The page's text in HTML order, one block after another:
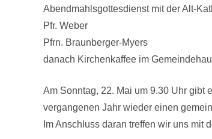
Abendmahlsgottesdienst mit der Alt-
Pfr. Weber
Pfrn. Braunberger-Myers
danach Kirchenkaffee im
Am Sonntag, 22. Mai um 9.30 Uhr gibt
vergangenen Jahr wieder einen
Im Anschluss daran treffen wir uns mit